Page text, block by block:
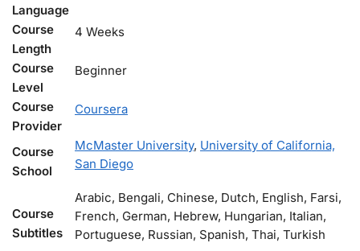
Language
Course
Length
4 Weeks
Course
Level
Beginner
Course
Provider
Coursera
Course
School
McMaster University, University of California,
San Diego
Course
Subtitles
Arabic, Bengali, Chinese, Dutch, English, Farsi,
French, German, Hebrew, Hungarian, Italian,
Portuguese, Russian, Spanish, Thai, Turkish